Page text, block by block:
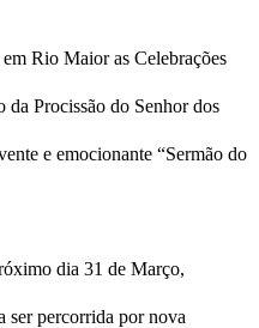
Rio Maior as Celebrações
da Procissão do Senhor dos
e emocionante “Sermão do
dia 31 de Março,
ser percorrida por nova